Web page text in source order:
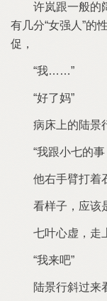
许岚跟 般
几分 女强人
促
妈
病床上
跟小 事
右手臂打着
看样子 应该
心虚 走
吧
斜过